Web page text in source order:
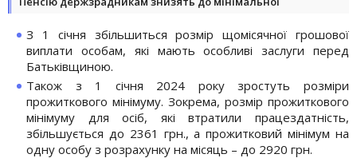
З 1 січня збільшиться розмір щомісячної грошової
виплати особам, які мають особливі заслуги перед
Батьківщиною.
Також з 1 січня 2024 року зростуть розміри
прожиткового мінімуму. Зокрема, розмір прожиткового
мінімуму для осіб, які втратили працездатність,
збільшується до 2361 грн., а прожитковий мінімум на
одну особу з розрахунку на місяць – до 2920 грн.